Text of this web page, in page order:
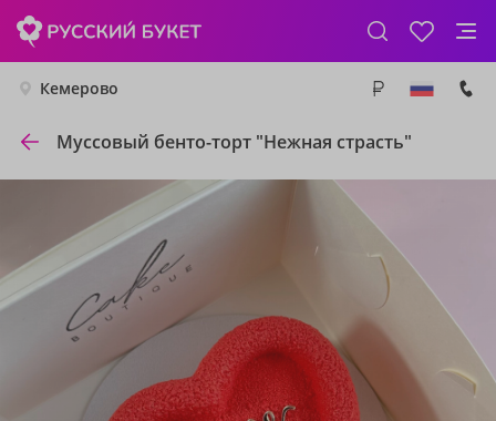
Кемерово
Муссовый бенто-торт "Нежная страсть"